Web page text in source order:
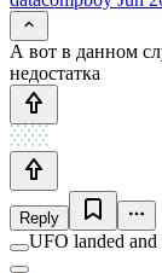
А вот в данном
недостатка
Reply
UFO landed and